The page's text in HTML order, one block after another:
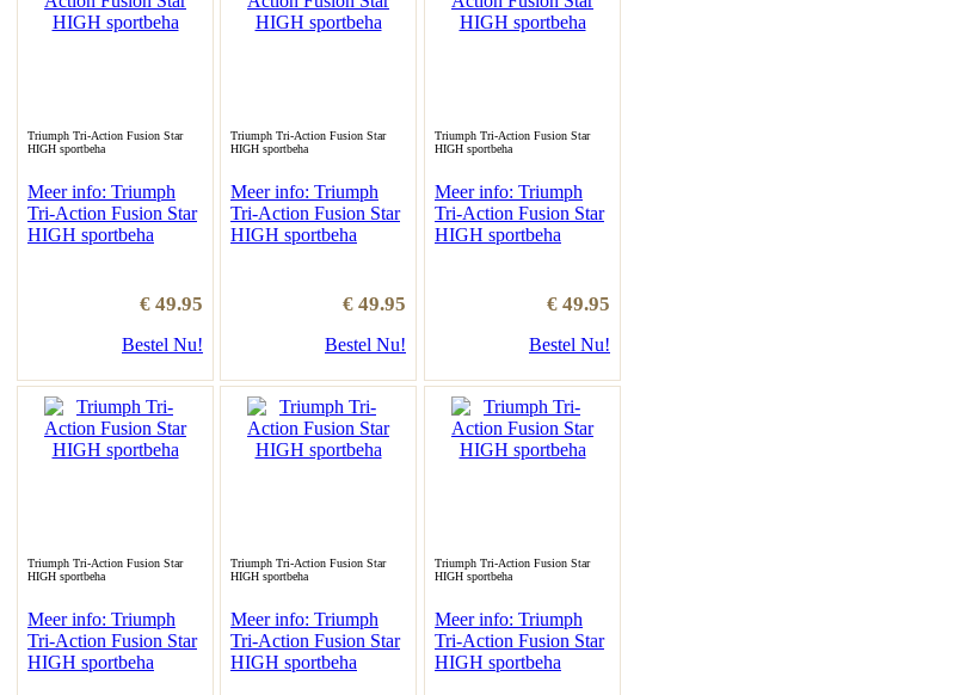
Triumph Tri-Action Fusion Star
HIGH sportbeha
Meer info: Triumph
Tri-Action Fusion Star
HIGH sportbeha
€ 49.95
Bestel Nu!
Triumph Tri-Action Fusion Star
HIGH sportbeha
Meer info: Triumph
Tri-Action Fusion Star
HIGH sportbeha
€ 49.95
Bestel Nu!
Triumph Tri-Action Fusion Star
HIGH sportbeha
Meer info: Triumph
Tri-Action Fusion Star
HIGH sportbeha
€ 49.95
Bestel Nu!
Triumph Tri-Action Fusion Star
HIGH sportbeha
Meer info: Triumph
Tri-Action Fusion Star
HIGH sportbeha
Triumph Tri-Action Fusion Star
HIGH sportbeha
Meer info: Triumph
Tri-Action Fusion Star
HIGH sportbeha
Triumph Tri-Action Fusion Star
HIGH sportbeha
Meer info: Triumph
Tri-Action Fusion Star
HIGH sportbeha